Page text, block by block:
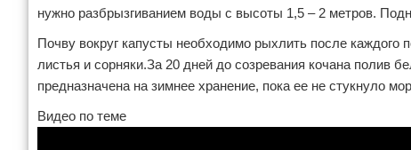
нужно разбрызгиванием воды с высоты 1,5 – 2 метров.
Почву вокруг капусты необходимо рыхлить после
листья и сорняки.За 20 дней до созревания кочана полив
предназначена на зимнее хранение, пока ее не стукнуло
Видео по теме